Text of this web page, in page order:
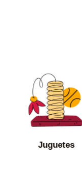
Juguetes